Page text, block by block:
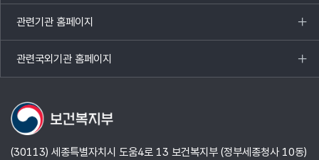
열기
관련기관 홈페이지
목록
열기
관련국외기관 홈페이지
목록
열기
(30113) 세종특별자치시 도움4로 13 보건복지부 (정부세종청사 10동)